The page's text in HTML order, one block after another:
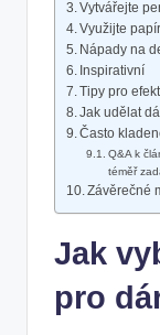
Vytvářejte
Využijte
Nápady na
Inspirativní
Tipy pro
Jak udělat
Často
Q&A k
téměř
Závěrečné
Jak
pro